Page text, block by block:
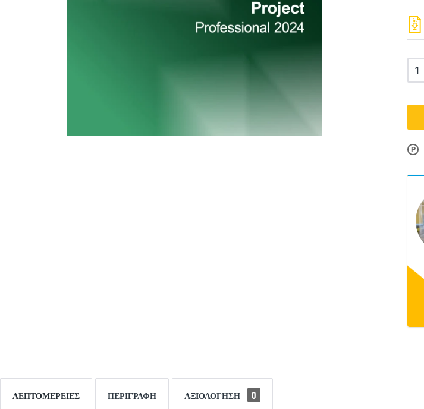
P
ΛΕΠΤΟΜΈΡΕΙΕΣ ΠΕΡΙΓΡΑΦΉ ΑΞΙΟΛΌΓΗΣΗ 0